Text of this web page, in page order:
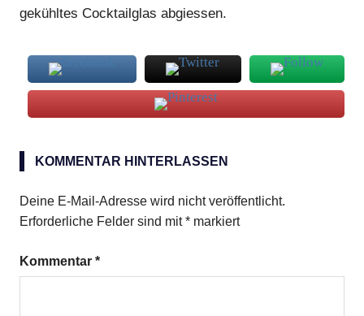
gekühltes Cocktailglas abgiessen.
KOMMENTAR HINTERLASSEN
Deine E-Mail-Adresse wird nicht veröffentlicht.
Erforderliche Felder sind mit* markiert
Kommentar *